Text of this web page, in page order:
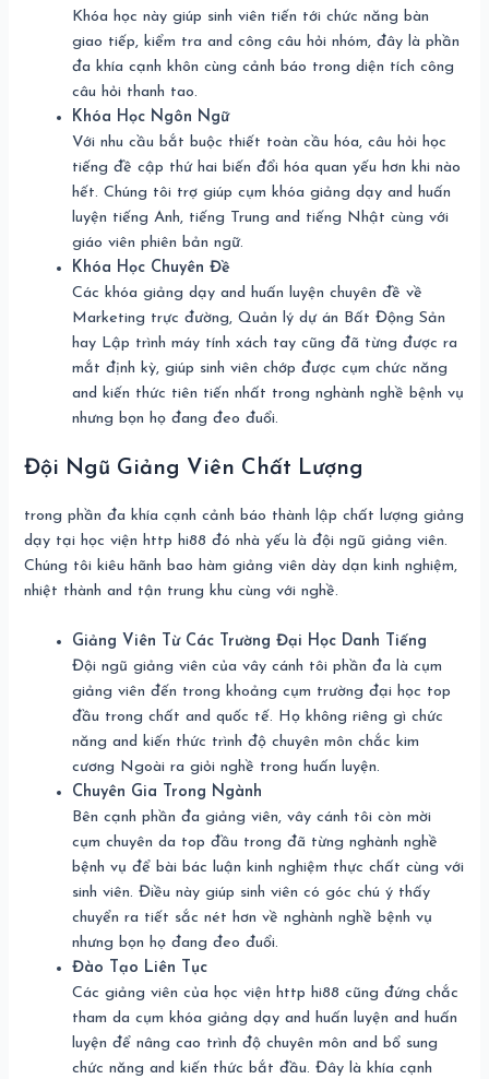
Khóa học này giúp sinh viên tiến tới chức năng bàn
giao tiếp, kiểm tra and công câu hỏi nhóm, đây là phần
đa khía cạnh khôn cùng cảnh báo trong diện tích công
câu hỏi thanh tao.
Khóa Học Ngôn Ngữ
Với nhu cầu bắt buộc thiết toàn cầu hóa, câu hỏi học
tiếng đề cập thứ hai biến đổi hóa quan yếu hơn khi nào
hết. Chúng tôi trợ giúp cụm khóa giảng dạy and huấn
luyện tiếng Anh, tiếng Trung and tiếng Nhật cùng với
giáo viên phiên bản ngữ.
Khóa Học Chuyên Đề
Các khóa giảng dạy and huấn luyện chuyên đề về
Marketing trực đường, Quản lý dự án Bất Động Sản
hay Lập trình máy tính xách tay cũng đã từng được ra
mắt định kỳ, giúp sinh viên chớp được cụm chức năng
and kiến thức tiên tiến nhất trong nghành nghề bệnh vụ
nhưng bọn họ đang đeo đuổi.
Đội Ngũ Giảng Viên Chất Lượng
trong phần đa khía cạnh cảnh báo thành lập chất lượng giảng
dạy tại học viện http hi88 đó nhà yếu là đội ngũ giảng viên.
Chúng tôi kiêu hãnh bao hàm giảng viên dày dạn kinh nghiệm,
nhiệt thành and tận trung khu cùng với nghề.
Giảng Viên Từ Các Trường Đại Học Danh Tiếng
Đội ngũ giảng viên của vây cánh tôi phần đa là cụm
giảng viên đến trong khoảng cụm trường đại học top
đầu trong chất and quốc tế. Họ không riêng gì chức
năng and kiến thức trình độ chuyên môn chắc kim
cương Ngoài ra giỏi nghề trong huấn luyện.
Chuyên Gia Trong Ngành
Bên cạnh phần đa giảng viên, vây cánh tôi còn mời
cụm chuyên da top đầu trong đã từng nghành nghề
bệnh vụ để bài bác luận kinh nghiệm thực chất cùng với
sinh viên. Điều này giúp sinh viên có góc chú ý thấy
chuyển ra tiết sắc nét hơn về nghành nghề bệnh vụ
nhưng bọn họ đang đeo đuổi.
Đào Tạo Liên Tục
Các giảng viên của học viện http hi88 cũng đứng chắc
tham da cụm khóa giảng dạy and huấn luyện and huấn
luyện để nâng cao trình độ chuyên môn and bổ sung
chức năng and kiến thức bắt đầu. Đây là khía cạnh